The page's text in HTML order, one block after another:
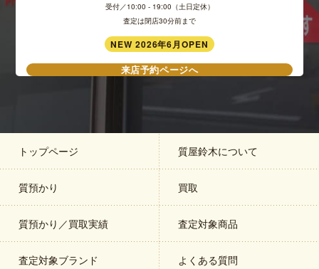
受付／10:00 - 19:00（土日定休）
査定は閉店30分前まで
NEW 2026年6月OPEN
来店予約ページへ
トップページ 質屋鈴木について
質預かり 買取
質預かり／買取実績 査定対象商品
査定対象ブランド よくある質問